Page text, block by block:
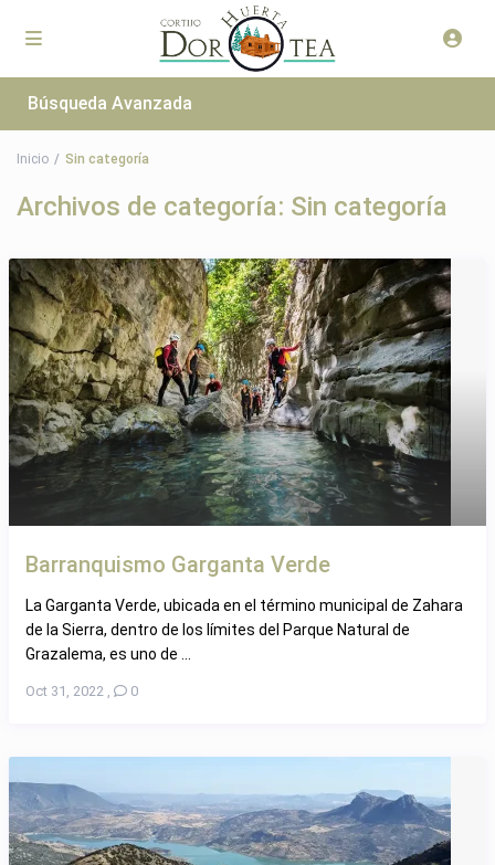
Búsqueda Avanzada
Inicio Sin categoría
Archivos de categoría: Sin categoría
Barranquismo Garganta Verde
La Garganta Verde, ubicada en el término municipal de Zahara
de la Sierra, dentro de los límites del Parque Natural de
Grazalema, es uno de ...
Oct 31, 2022 , 0